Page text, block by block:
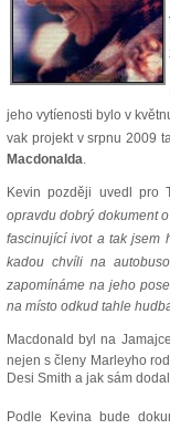
jeho vytíenosti bylo v
vak projekt v srpnu 2009
Macdonalda.
Kevin později uvedl pro
opravdu dobrý dokument o
fascinující ivot a tak
kadou chvíli na
zapomínáme na jeho
na místo odkud tahle
Macdonald byl na
nejen s členy Marleyho
Desi Smith a jak sám
Podle Kevina bude